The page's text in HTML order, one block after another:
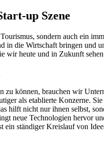
up Szene
sondern auch ein
in die Wirtschaft bringen und
wir heute und in Zukunft
zu können, brauchen wir
als etablierte Konzerne.
hilft nicht nur ihnen selbst,
neue Technologien hervor
ständiger Kreislauf von